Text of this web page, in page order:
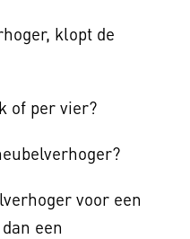
klopt de
of per vier?
voor een
een